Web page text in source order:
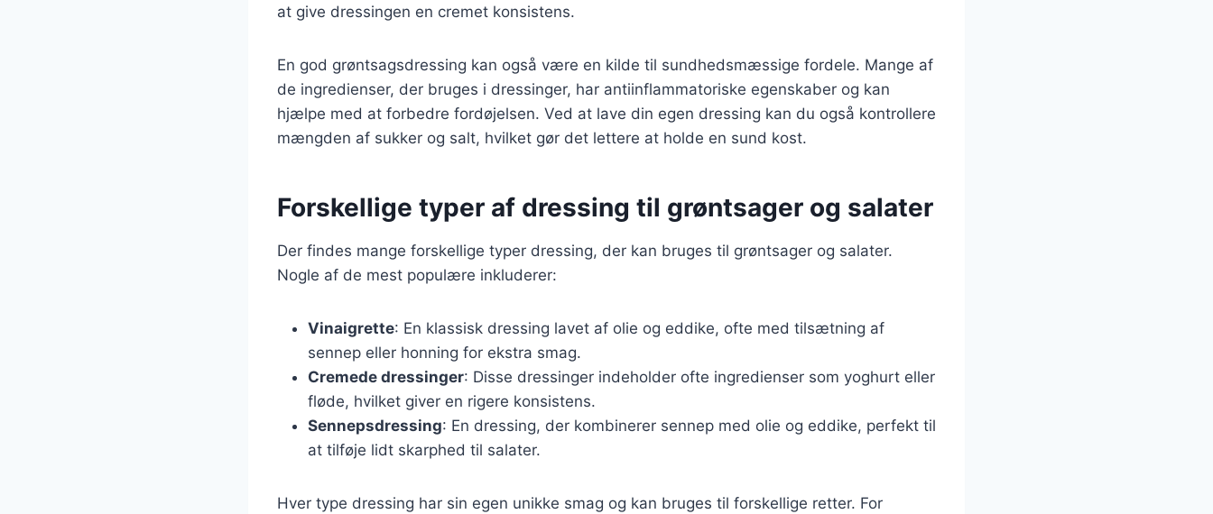
at give dressingen en cremet konsistens.
En god grøntsagsdressing kan også være en kilde til sundhedsmæssige fordele. Mange af
de ingredienser, der bruges i dressinger, har antiinflammatoriske egenskaber og kan
hjælpe med at forbedre fordøjelsen. Ved at lave din egen dressing kan du også kontrollere
mængden af sukker og salt, hvilket gør det lettere at holde en sund kost.
Forskellige typer af dressing til grøntsager og salater
Der findes mange forskellige typer dressing, der kan bruges til grøntsager og salater.
Nogle af de mest populære inkluderer:
Vinaigrette: En klassisk dressing lavet af olie og eddike, ofte med tilsætning af
sennep eller honning for ekstra smag.
Cremede dressinger: Disse dressinger indeholder ofte ingredienser som yoghurt eller
fløde, hvilket giver en rigere konsistens.
Sennepsdressing: En dressing, der kombinerer sennep med olie og eddike, perfekt til
at tilføje lidt skarphed til salater.
Hver type dressing har sin egen unikke smag og kan bruges til forskellige retter. For